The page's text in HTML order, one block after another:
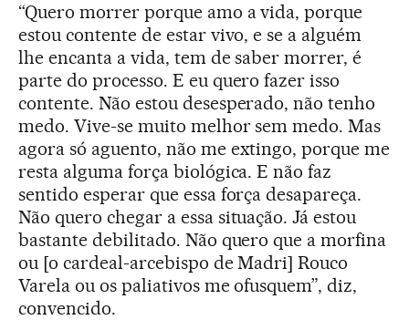
“Quero morrer porque amo a vida, porque
estou contente de estar vivo, e se a alguém
lhe encanta a vida, tem de saber morrer, é
parte do processo. E eu quero fazer isso
contente. Não estou desesperado, não tenho
medo. Vive-se muito melhor sem medo. Mas
agora só aguento, não me extingo, porque me
resta alguma força biológica. E não faz
sentido esperar que essa força desapareça.
Não quero chegar a essa situação. Já estou
bastante debilitado. Não quero que a morfina
ou [o cardeal-arcebispo de Madri] Rouco
Varela ou os paliativos me ofusquem”, diz,
convencido.